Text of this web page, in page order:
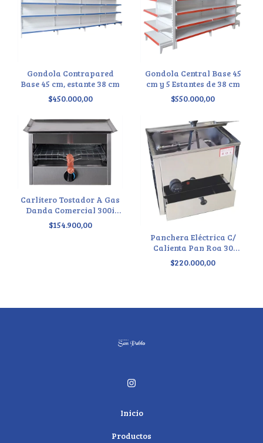
Gondola Contrapared
Base 45 cm, estante 38 cm
$450.000,00
Gondola Central Base 45
cm y 5 Estantes de 38 cm
$550.000,00
Carlitero Tostador A Gas
Danda Comercial 300i
48x45 Plateado
$154.900,00
Panchera Eléctrica C/
Calienta Pan Roa 30
Salchichas Panchos
$220.000,00
Inicio
Productos